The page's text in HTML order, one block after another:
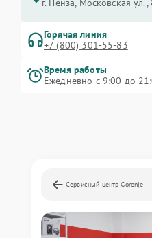
г. Пенза, Московская ул.,
Горячая линия
+7 (800) 301-55-83
Время работы
Ежедневно с 9:00 до
Сервисный центр Gorenje